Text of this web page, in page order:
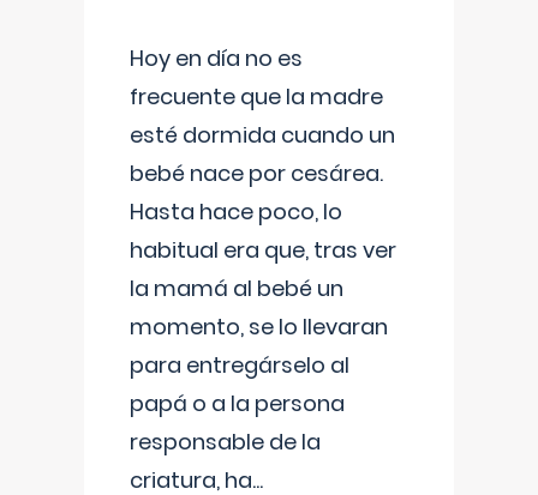
Hoy en día no es
frecuente que la madre
esté dormida cuando un
bebé nace por cesárea.
Hasta hace poco, lo
habitual era que, tras ver
la mamá al bebé un
momento, se lo llevaran
para entregárselo al
papá o a la persona
responsable de la
criatura, ha...